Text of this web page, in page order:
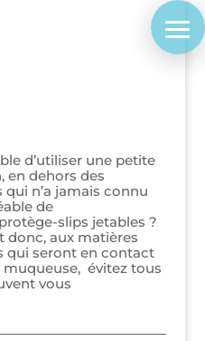
d’utiliser une petite
en dehors des
qui n’a jamais connu
de
slips jetables ?
donc, aux matières
qui seront en contact
muqueuse, évitez tous
vous